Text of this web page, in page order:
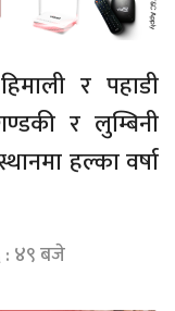
र पहाडी
र लुम्बिनी
हल्का वर्षा
: ४९ बजे